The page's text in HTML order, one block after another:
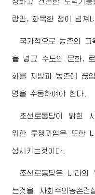
랑만, 화목한 정이 넘쳐
국가적으로 농촌의 교
을 넣고 수도의 문화,
화를 지방과 농촌에 끊
명을 추동하여야 한다.
조선로동당이 밝힌
위한 투쟁과업은 또한
성시키는것이다.
조선로동당은 나라의
는것을 사회주의농촌건